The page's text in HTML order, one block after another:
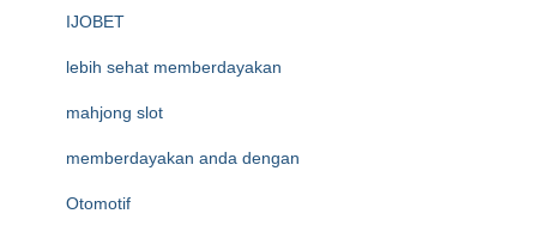
IJOBET
lebih sehat memberdayakan
mahjong slot
memberdayakan anda dengan
Otomotif